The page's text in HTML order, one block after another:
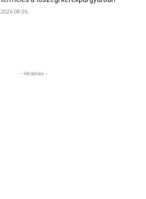
2026.08.06.
- Hirdetés -